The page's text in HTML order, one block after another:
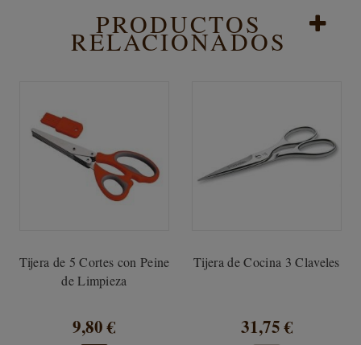
PRODUCTOS
RELACIONADOS
Tijera de 5 Cortes con Peine
de Limpieza
9,80 €
Tijera de Cocina 3 Claveles
31,75 €